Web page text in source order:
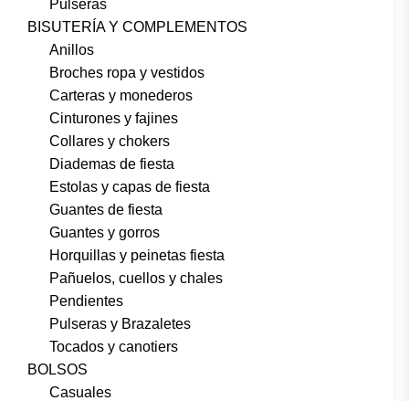
Pulseras
BISUTERÍA Y COMPLEMENTOS
Anillos
Broches ropa y vestidos
Carteras y monederos
Cinturones y fajines
Collares y chokers
Diademas de fiesta
Estolas y capas de fiesta
Guantes de fiesta
Guantes y gorros
Horquillas y peinetas fiesta
Pañuelos, cuellos y chales
Pendientes
Pulseras y Brazaletes
Tocados y canotiers
BOLSOS
Casuales